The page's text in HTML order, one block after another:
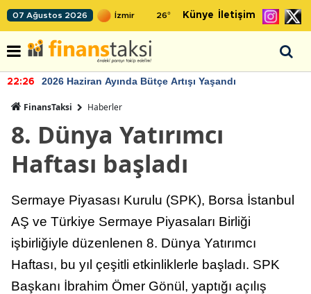
07 Ağustos 2026 26° Künye İletişim
22:26 2026 Haziran Ayında Bütçe Artışı Yaşandı
FinansTaksi Haberler
8. Dünya Yatırımcı
Haftası başladı
Sermaye Piyasası Kurulu (SPK), Borsa İstanbul
AŞ ve Türkiye Sermaye Piyasaları Birliği
işbirliğiyle düzenlenen 8. Dünya Yatırımcı
Haftası, bu yıl çeşitli etkinliklerle başladı. SPK
Başkanı İbrahim Ömer Gönül, yaptığı açılış